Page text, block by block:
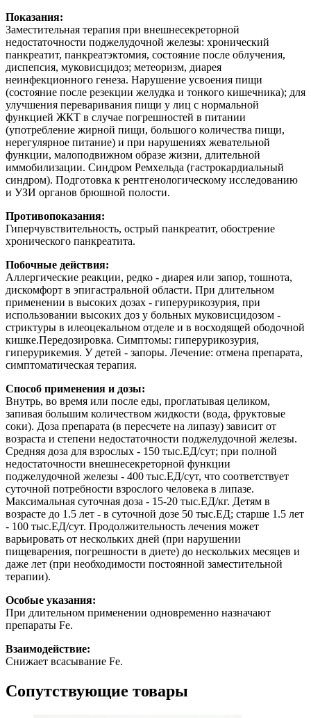
Показания:
Заместительная терапия при внешнесекреторной
недостаточности поджелудочной железы: хронический
панкреатит, панкреатэктомия, состояние после облучения,
диспепсия, муковисцидоз; метеоризм, диарея
неинфекционного генеза. Нарушение усвоения пищи
(состояние после резекции желудка и тонкого кишечника); для
улучшения переваривания пищи у лиц с нормальной
функцией ЖКТ в случае погрешностей в питании
(употребление жирной пищи, большого количества пищи,
нерегулярное питание) и при нарушениях жевательной
функции, малоподвижном образе жизни, длительной
иммобилизации. Синдром Ремхельда (гастрокардиальный
синдром). Подготовка к рентгенологическому исследованию
и УЗИ органов брюшной полости.
Противопоказания:
Гиперчувствительность, острый панкреатит, обострение
хронического панкреатита.
Побочные действия:
Аллергические реакции, редко - диарея или запор, тошнота,
дискомфорт в эпигастральной области. При длительном
применении в высоких дозах - гиперурикозурия, при
использовании высоких доз у больных муковисцидозом -
стриктуры в илеоцекальном отделе и в восходящей ободочной
кишке.Передозировка. Симптомы: гиперурикозурия,
гиперурикемия. У детей - запоры. Лечение: отмена препарата,
симптоматическая терапия.
Способ применения и дозы:
Внутрь, во время или после еды, проглатывая целиком,
запивая большим количеством жидкости (вода, фруктовые
соки). Доза препарата (в пересчете на липазу) зависит от
возраста и степени недостаточности поджелудочной железы.
Средняя доза для взрослых - 150 тыс.ЕД/сут; при полной
недостаточности внешнесекреторной функции
поджелудочной железы - 400 тыс.ЕД/сут, что соответствует
суточной потребности взрослого человека в липазе.
Максимальная суточная доза - 15-20 тыс.ЕД/кг. Детям в
возрасте до 1.5 лет - в суточной дозе 50 тыс.ЕД; старше 1.5 лет
- 100 тыс.ЕД/сут. Продолжительность лечения может
варьировать от нескольких дней (при нарушении
пищеварения, погрешности в диете) до нескольких месяцев и
даже лет (при необходимости постоянной заместительной
терапии).
Особые указания:
При длительном применении одновременно назначают
препараты Fe.
Взаимодействие:
Снижает всасывание Fe.
Сопутствующие товары